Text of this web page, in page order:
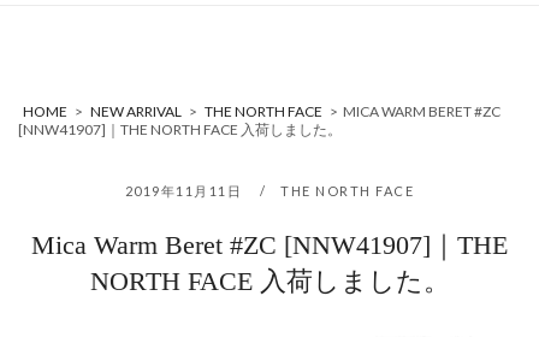
HOME > NEW ARRIVAL > THE NORTH FACE > MICA WARM BERET #ZC
[NNW41907]｜THE NORTH FACE 入荷しました。
2019年11月11日 THE NORTH FACE
Mica Warm Beret #ZC [NNW41907]｜THE
NORTH FACE 入荷しました。